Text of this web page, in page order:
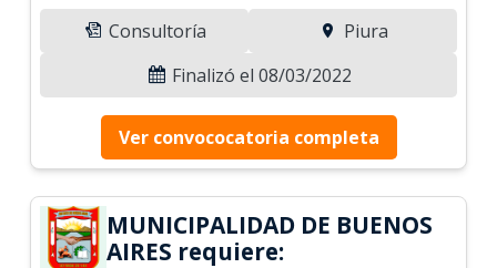
Consultoría
Piura
Finalizó el 08/03/2022
Ver convococatoria completa
MUNICIPALIDAD DE BUENOS
AIRES requiere: